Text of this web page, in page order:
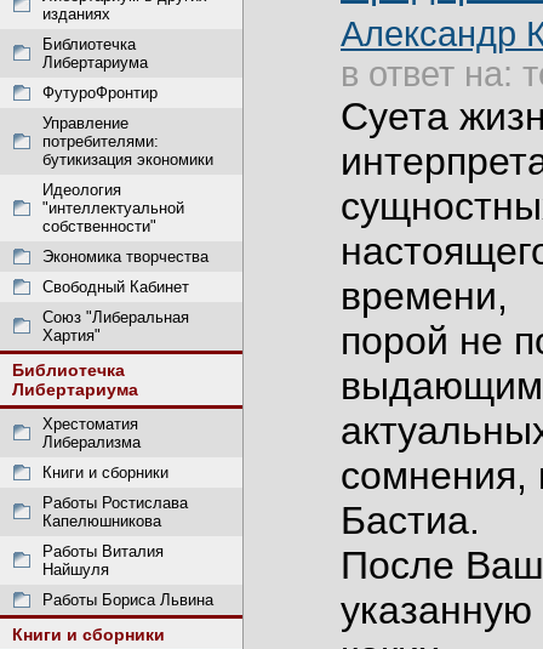
изданиях
Библиотечка
Либертариума
ФутуроФронтир
Управление
потребителями:
бутикизация экономики
Идеология
"интеллектуальной
собственности"
Экономика творчества
Свободный Кабинет
Союз "Либеральная
Хартия"
Библиотечка
Либертариума
Хрестоматия
Либерализма
Книги и сборники
Работы Ростислава
Капелюшникова
Работы Виталия
Найшуля
Работы Бориса Львина
Книги и сборники
Александр
в ответ на:
Суета
времени,
порой не
сомнения,
Бастиа.
После